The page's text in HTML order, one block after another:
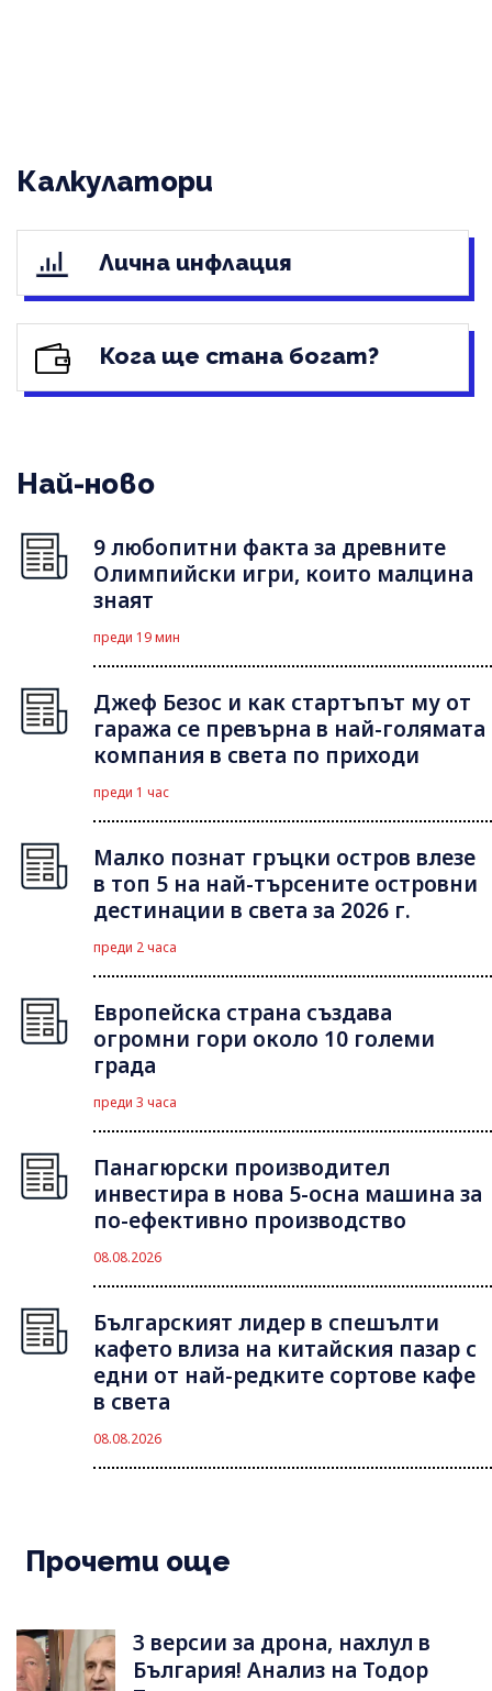
Калкулатори
Лична инфлация
Кога ще стана богат?
Най-ново
9 любопитни факта за древните
Олимпийски игри, които малцина
знаят
преди 19 мин
Джеф Безос и как стартъпът му от
гаража се превърна в най-голямата
компания в света по приходи
преди 1 час
Малко познат гръцки остров влезе
в топ 5 на най-търсените островни
дестинации в света за 2026 г.
преди 2 часа
Европейска страна създава
огромни гори около 10 големи
града
преди 3 часа
Панагюрски производител
инвестира в нова 5-осна машина за
по-ефективно производство
08.08.2026
Българският лидер в спешълти
кафето влиза на китайския пазар с
едни от най-редките сортове кафе
в света
08.08.2026
Прочети още
3 версии за дрона, нахлул в
България! Анализ на Тодор